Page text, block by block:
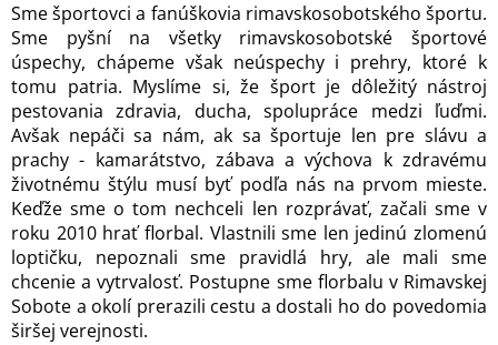
Sme športovci a fanúškovia rimavskosobotského športu.
Sme pyšní na všetky rimavskosobotské športové
úspechy, chápeme však neúspechy i prehry, ktoré k
tomu patria. Myslíme si, že šport je dôležitý nástroj
pestovania zdravia, ducha, spolupráce medzi ľuďmi.
Avšak nepáči sa nám, ak sa športuje len pre slávu a
prachy - kamarátstvo, zábava a výchova k zdravému
životnému štýlu musí byť podľa nás na prvom mieste.
Keďže sme o tom nechceli len rozprávať, začali sme v
roku 2010 hrať florbal. Vlastnili sme len jedinú zlomenú
loptičku, nepoznali sme pravidlá hry, ale mali sme
chcenie a vytrvalosť. Postupne sme florbalu v Rimavskej
Sobote a okolí prerazili cestu a dostali ho do povedomia
širšej verejnosti.